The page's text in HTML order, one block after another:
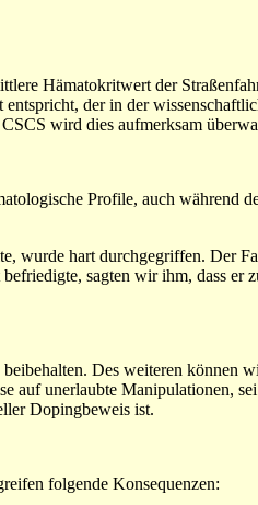
Hämatokritwert der
der in der
wird dies aufmerksam
Profile, auch während
wurde hart durchgegriffen. Der
sagten wir ihm, dass er
Des weiteren können
auf unerlaubte Manipulationen,
Dopingbeweis ist.
folgende Konsequenzen: